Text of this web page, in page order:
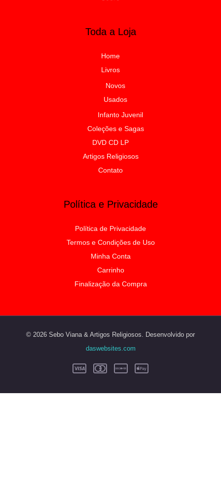
Toda a Loja
Home
Livros
Novos
Usados
Infanto Juvenil
Coleções e Sagas
DVD CD LP
Artigos Religiosos
Contato
Política e Privacidade
Política de Privacidade
Termos e Condições de Uso
Minha Conta
Carrinho
Finalização da Compra
© 2026 Sebo Viana & Artigos Religiosos. Desenvolvido por
daswebsites.com